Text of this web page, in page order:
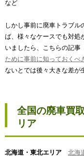
など
しかし事前に廃車トラブル
ば、様々なケースでも対処
いましたら、こちらの記事
ために事前に知っておくべ
ないとでは後々大きな差が
全国の廃車買
リア
北海道・東北エリア 北海